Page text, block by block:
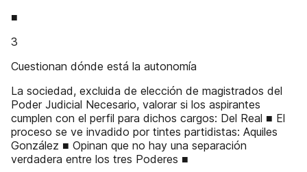
■
3
Cuestionan dónde está la autonomía
La sociedad, excluida de elección de magistrados del
Poder Judicial Necesario, valorar si los aspirantes
cumplen con el perfil para dichos cargos: Del Real ■ El
proceso se ve invadido por tintes partidistas: Aquiles
González ■ Opinan que no hay una separación
verdadera entre los tres Poderes ■